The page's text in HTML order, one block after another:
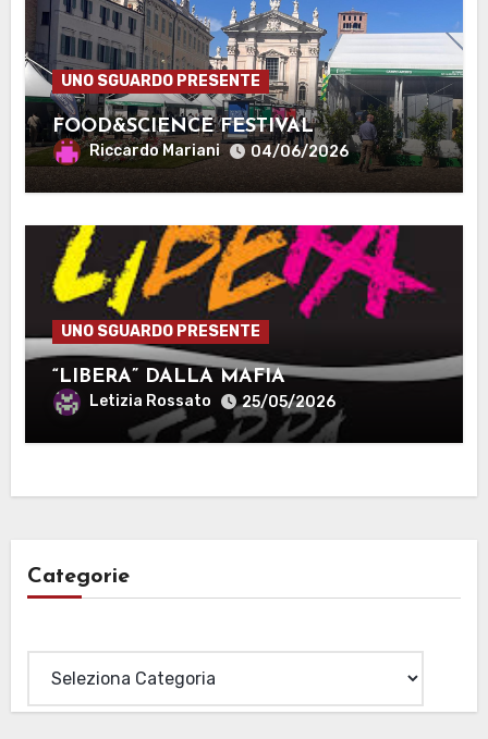
UNO SGUARDO PRESENTE
FOOD&SCIENCE FESTIVAL
Riccardo Mariani 04/06/2026
UNO SGUARDO PRESENTE
“LIBERA” DALLA MAFIA
Letizia Rossato 25/05/2026
Categorie